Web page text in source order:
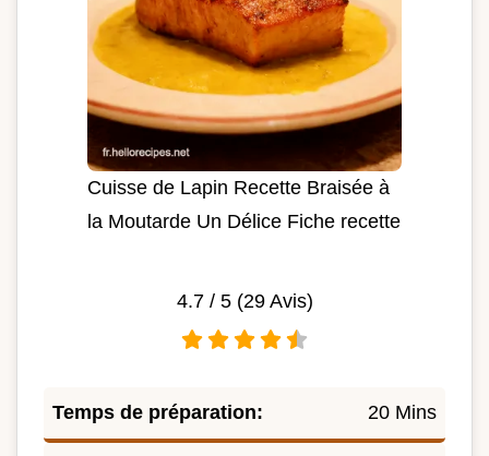
Cuisse de Lapin Recette Braisée à
la Moutarde Un Délice Fiche recette
4.7/ 5 (29Avis)
Temps de préparation: 20 Mins